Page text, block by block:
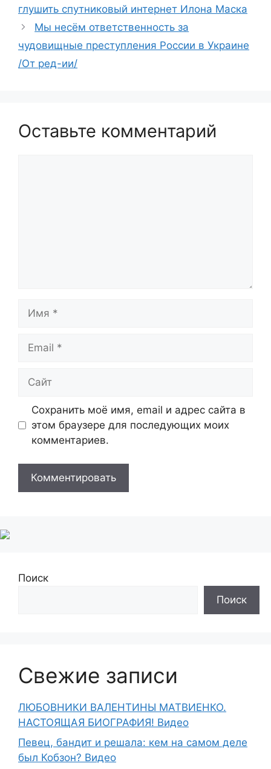
глушить спутниковый интернет Илона Маска
Мы несём ответственность за
чудовищные преступления России в Украине
/От ред-ии/
Оставьте комментарий
Имя
Email
Сайт
Сохранить моё имя, email и адрес сайта в
этом браузере для последующих моих
комментариев.
Поиск
Поиск
Свежие записи
ЛЮБОВНИКИ ВАЛЕНТИНЫ МАТВИЕНКО.
НАСТОЯЩАЯ БИОГРАФИЯ! Видео
Певец, бандит и решала: кем на самом деле
был Кобзон? Видео